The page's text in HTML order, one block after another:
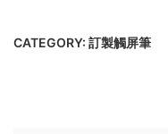
CATEGORY: 訂製觸屏筆